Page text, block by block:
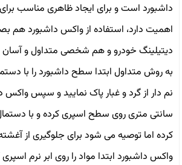
داشبورد است و براى ايجاد ظاهرى مناسب
اهميت دارد، استفاده از واكس داشبورد هم
ديتيلينگ خودرو و هم شخصى متداول و آسان
به روش متداول ابتدا سطح داشبورد را با
سانتى مترى روى سطح اسپرى كرده و با
كرده اما توصيه مى شود براى جلوگيرى از
واكس داشبورد ابتدا مواد را روى ابر نرم